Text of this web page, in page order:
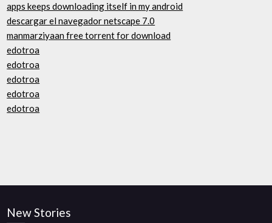
apps keeps downloading itself in my android
descargar el navegador netscape 7.0
manmarziyaan free torrent for download
edotroa
edotroa
edotroa
edotroa
edotroa
New Stories